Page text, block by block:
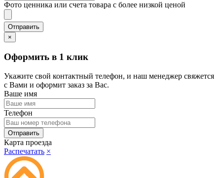
Фото ценника или счета товара с более низкой ценой
×
Оформить в 1 клик
Укажите свой контактный телефон, и наш менеджер свяжется
с Вами и оформит заказ за Вас.
Ваше имя
Телефон
Карта проезда
Распечатать ×